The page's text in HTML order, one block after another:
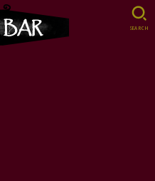
SEARCH